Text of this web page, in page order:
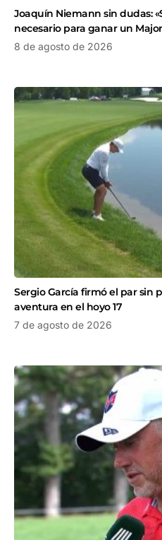
Joaquín Niemann sin dudas:
necesario para ganar un
8 de agosto de 2026
Sergio García firmó el par sin
aventura en el hoyo 17
7 de agosto de 2026